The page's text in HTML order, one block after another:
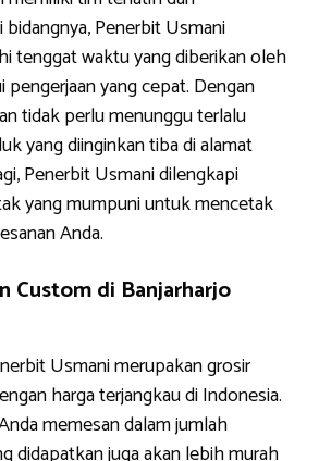
Penerbit Usmani
tenggat waktu yang diberikan oleh
pengerjaan yang cepat. Dengan
tidak perlu menunggu terlalu
yang diinginkan tiba di alamat
Penerbit Usmani dilengkapi
yang mumpuni untuk mencetak
Anda.
Custom di Banjarharjo
Usmani merupakan grosir
harga terjangkau di Indonesia.
memesan dalam jumlah
didapatkan juga akan lebih murah